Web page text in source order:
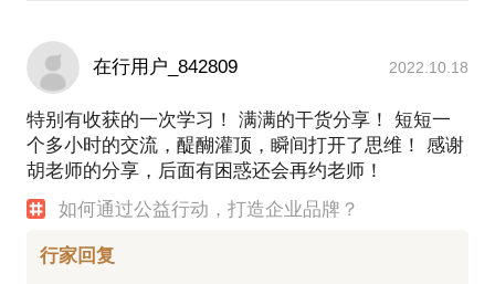
在行用户_842809 2022.10.18
特别有收获的一次学习！ 满满的干货分享！ 短短一
个多小时的交流，醍醐灌顶，瞬间打开了思维！ 感谢
胡老师的分享，后面有困惑还会再约老师！
如何通过公益行动，打造企业品牌？
行家回复